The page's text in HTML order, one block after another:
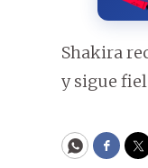
Shakira
y sigue